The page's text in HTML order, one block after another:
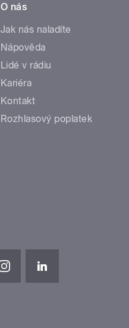
O nás
Jak nás naladíte
Nápověda
Lidé v rádiu
Kariéra
Kontakt
Rozhlasový poplatek